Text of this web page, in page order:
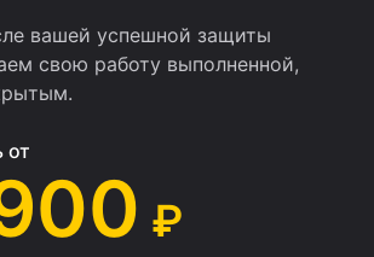
вашей успешной защиты
свою работу выполненной,
от
₽